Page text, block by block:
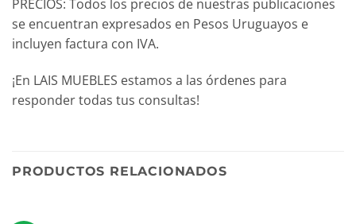
PRECIOS: Todos los precios de nuestras publicaciones
se encuentran expresados en Pesos Uruguayos e
incluyen factura con IVA.
¡En LAIS MUEBLES estamos a las órdenes para
responder todas tus consultas!
PRODUCTOS RELACIONADOS